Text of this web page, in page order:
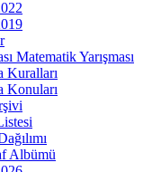
Matematik Yarışması
Kuralları
Konuları
Albümü